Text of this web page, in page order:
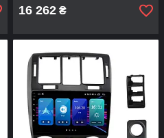
16 262 ₴